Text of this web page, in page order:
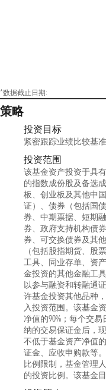
*数据截止日期:
策略
投资目标
紧密跟踪业绩比较基
投资范围
该基金资产投资于具
的指数成份股及备选
板、创业板及其他中
证）、债券（包括国
券、中期票据、短期
券、政府支持机构债
券、可交换债券及其
（包括股指期货、股
工具、同业存单、资
金投资的其他金融工
以参与融资和转融通
许基金投资其他品种
入投资范围。该基金
净值的90%；每个交
纳的交易保证金后，
不低于基金资产净值
证金、应收申购款等
比例限制，基金管理
的投资比例。该基金目